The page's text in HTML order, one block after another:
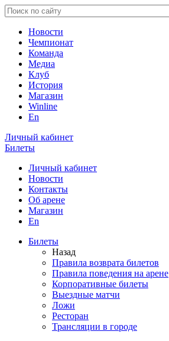
Новости
Чемпионат
Команда
Медиа
Клуб
История
Магазин
Winline
En
Личный кабинет
Билеты
Личный кабинет
Новости
Контакты
Об арене
Магазин
En
Билеты
Назад
Правила возврата билетов
Правила поведения на арене
Корпоративные билеты
Выездные матчи
Ложи
Ресторан
Трансляции в городе